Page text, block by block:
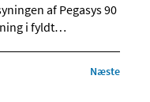
af Pegasys 90
i fyldt…
Næste